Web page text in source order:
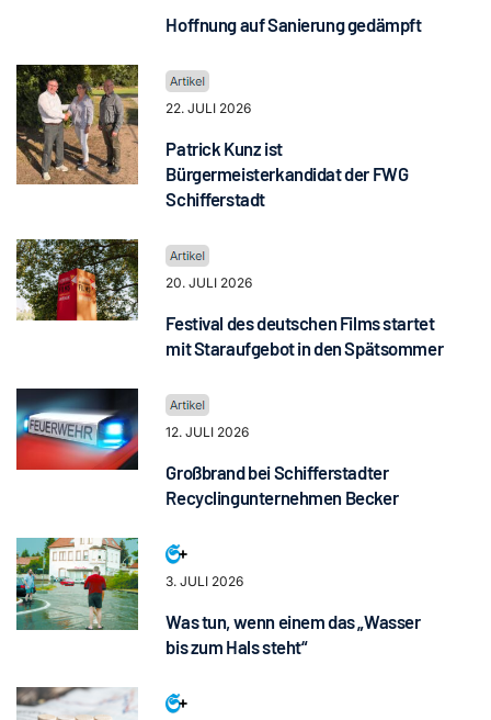
Hoffnung auf Sanierung gedämpft
22. JULI 2026
Patrick Kunz ist
Bürgermeisterkandidat der FWG
Schifferstadt
20. JULI 2026
Festival des deutschen Films startet
mit Staraufgebot in den Spätsommer
12. JULI 2026
Großbrand bei Schifferstadter
Recyclingunternehmen Becker
3. JULI 2026
Was tun, wenn einem das „Wasser
bis zum Hals steht“